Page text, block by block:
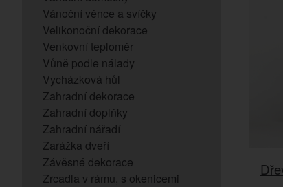
Vánoční věnce a svíčky
Velikonoční dekorace
Venkovní teploměr
Vůně podle nálady
Vycházková hůl
Zahradní dekorace
Zahradní doplňky
Zahradní nářadí
Zarážka dveří
Závěsné dekorace
Zrcadla v rámu, s okenicemi